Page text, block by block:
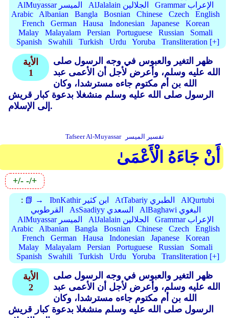
AlMuyassar الميسر
AlJalalain الجلالين
Grammar الإعراب
Arabic
Albanian Bangla Bosnian Chinese Czech
English
French
German Hausa Indonesian Japanese
Korean
Malay
Malayalam Persian Portuguese Russian
Somali
Spanish
Swahili Turkish Urdu Yoruba Transliteration [+]
الأية
1
ظهر التغير والعبوس في وجه الرسول صلى
الله عليه وسلم، وأعرض لأجل أن الأعمى عبد
الله بن أم مكتوم جاءه مسترشدا، وكان
الرسول صلى الله عليه وسلم منشغلا بدعوة كبار قريش
إلى الإسلام.
Tafseer Al-Muyassar تفسير الميسر
أَنْ جَاءَهُ الْأَعْمَىٰ
+/- -/+
: 📗 → IbnKathir ابن كثير AtTabariy الطبري
AlQurtubi
القرطوبي
AsSaadiyy السعدي
AlBaghawi البغوي
AlMuyassar الميسر
AlJalalain الجلالين
Grammar الإعراب
Arabic
Albanian Bangla Bosnian Chinese Czech
English
French
German Hausa Indonesian Japanese
Korean
Malay
Malayalam Persian Portuguese Russian
Somali
Spanish
Swahili Turkish Urdu Yoruba Transliteration [+]
الأية
2
ظهر التغير والعبوس في وجه الرسول صلى
الله عليه وسلم، وأعرض لأجل أن الأعمى عبد
الله بن أم مكتوم جاءه مسترشدا، وكان
الرسول صلى الله عليه وسلم منشغلا بدعوة كبار قريش